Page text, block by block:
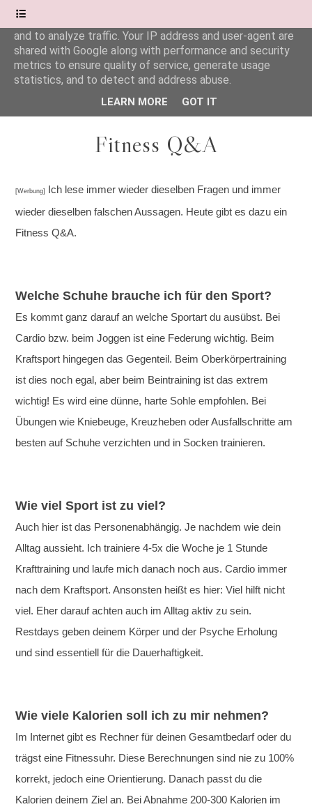
Wonderful.Moments
Fitness Q&A
[Werbung]
Ich lese immer wieder dieselben Fragen und immer
wieder dieselben falschen Aussagen. Heute gibt es dazu ein
Fitness Q&A.
Welche Schuhe brauche ich für den Sport?
Es kommt ganz darauf an welche Sportart du ausübst. Bei
Cardio bzw. beim Joggen ist eine Federung wichtig. Beim
Kraftsport hingegen das Gegenteil. Beim Oberkörpertraining
ist dies noch egal, aber beim Beintraining ist das extrem
wichtig! Es wird eine dünne, harte Sohle empfohlen. Bei
Übungen wie Kniebeuge, Kreuzheben oder Ausfallschritte am
besten auf Schuhe verzichten und in Socken trainieren.
Wie viel Sport ist zu viel?
Auch hier ist das Personenabhängig. Je nachdem wie dein
Alltag aussieht. Ich trainiere 4-5x die Woche je 1 Stunde
Krafttraining und laufe mich danach noch aus. Cardio immer
nach dem Kraftsport. Ansonsten heißt es hier: Viel hilft nicht
viel. Eher darauf achten auch im Alltag aktiv zu sein.
Restdays geben deinem Körper und der Psyche Erholung
und sind essentiell für die Dauerhaftigkeit.
Wie viele Kalorien soll ich zu mir nehmen?
Im Internet gibt es Rechner für deinen Gesamtbedarf oder du
trägst eine Fitnessuhr. Diese Berechnungen sind nie zu 100%
korrekt, jedoch eine Orientierung. Danach passt du die
Kalorien deinem Ziel an. Bei Abnahme 200-300 Kalorien im
This site uses cookies from Google to deliver its services
and to analyze traffic. Your IP address and user-agent are
shared with Google along with performance and security
metrics to ensure quality of service, generate usage
statistics, and to detect and address abuse.
LEARN MORE GOT IT